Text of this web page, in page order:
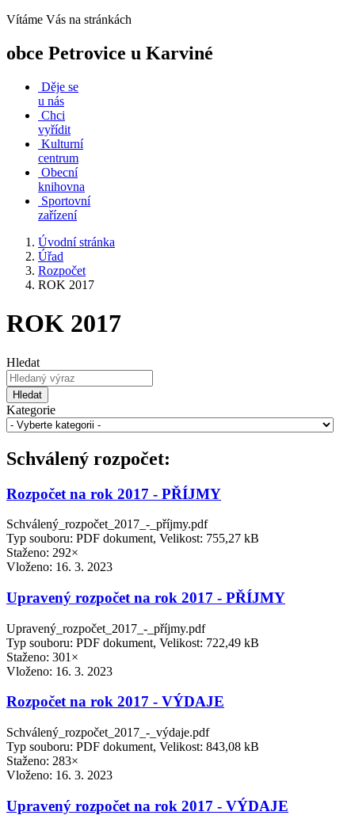
Vítáme Vás na stránkách
obce Petrovice u Karviné
Děje se
u nás
Chci
vyřídit
Kulturní
centrum
Obecní
knihovna
Sportovní
zařízení
Úvodní stránka
Úřad
Rozpočet
ROK 2017
ROK 2017
Hledat
Hledat
Kategorie
Schválený rozpočet:
Rozpočet na rok 2017 - PŘÍJMY
Schválený_rozpočet_2017_-_příjmy.pdf
Typ souboru: PDF dokument, Velikost: 755,27 kB
Staženo: 292×
Vloženo: 16. 3. 2023
Upravený rozpočet na rok 2017 - PŘÍJMY
Upravený_rozpočet_2017_-_příjmy.pdf
Typ souboru: PDF dokument, Velikost: 722,49 kB
Staženo: 301×
Vloženo: 16. 3. 2023
Rozpočet na rok 2017 - VÝDAJE
Schválený_rozpočet_2017_-_výdaje.pdf
Typ souboru: PDF dokument, Velikost: 843,08 kB
Staženo: 283×
Vloženo: 16. 3. 2023
Upravený rozpočet na rok 2017 - VÝDAJE